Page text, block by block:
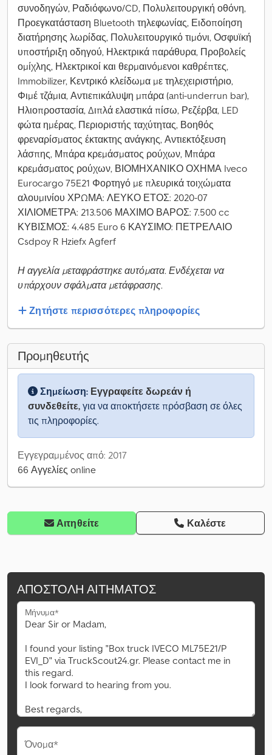
συνοδηγών, Ραδιόφωνο/CD, Πολυλειτουργική οθόνη,
Προεγκατάσταση Bluetooth τηλεφωνίας, Ειδοποίηση
διατήρησης λωρίδας, Πολυλειτουργικό τιμόνι, Οσφυϊκή
υποστήριξη οδηγού, Ηλεκτρικά παράθυρα, Προβολείς
ομίχλης, Ηλεκτρικοί και θερμαινόμενοι καθρέπτες,
Immobilizer, Κεντρικό κλείδωμα με τηλεχειριστήριο,
Φιμέ τζάμια, Αντιεπικάλυψη μπάρα (anti-underrun bar),
Ηλιοπροστασία, Διπλά ελαστικά πίσω, Ρεζέρβα, LED
φώτα ημέρας, Περιοριστής ταχύτητας, Βοηθός
φρεναρίσματος έκτακτης ανάγκης, Αντιεκτόξευση
λάσπης, Μπάρα κρεμάσματος ρούχων, Μπάρα
κρεμάσματος ρούχων, ΒΙΟΜΗΧΑΝΙΚΟ ΟΧΗΜΑ Iveco
Eurocargo 75E21 Φορτηγό με πλευρικά τοιχώματα
αλουμινίου ΧΡΩΜΑ: ΛΕΥΚΟ ΕΤΟΣ: 2020-07
ΧΙΛΙΟΜΕΤΡΑ: 213.506 ΜΑΧΙΜΟ ΒΑΡΟΣ: 7.500 cc
ΚΥΒΙΣΜΟΣ: 4.485 Euro 6 ΚΑΥΣΙΜΟ: ΠΕΤΡΕΛΑΙΟ
Csdpoy R Hziefx Agferf
Η αγγελία μεταφράστηκε αυτόματα. Ενδέχεται να
υπάρχουν σφάλματα μετάφρασης.
Ζητήστε περισσότερες πληροφορίες
Προμηθευτής
Σημείωση: Εγγραφείτε δωρεάν ή
συνδεθείτε, για να αποκτήσετε πρόσβαση σε όλες
τις πληροφορίες.
Εγγεγραμμένος από: 2017
66 Αγγελίες online
Αιτηθείτε Καλέστε
ΑΠΟΣΤΟΛΉ ΑΙΤΉΜΑΤΟΣ
Μήνυμα*
Όνομα*